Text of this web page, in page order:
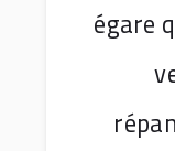
égare